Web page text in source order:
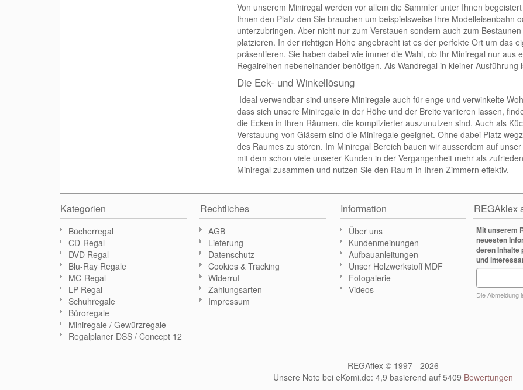
Von unserem Miniregal werden vor allem die Sammler unter Ihnen
Ihnen den Platz den Sie brauchen um beispielsweise Ihre Modelleisenbahn
unterzubringen. Aber nicht nur zum Verstauen sondern auch zum
platzieren. In der richtigen Höhe angebracht ist es der perfekte Ort um das
präsentieren. Sie haben dabei wie immer die Wahl, ob Ihr Miniregal nur aus
Regalreihen nebeneinander benötigen. Als Wandregal in kleiner
Die Eck- und Winkellösung
Ideal verwendbar sind unsere Miniregale auch für enge und verwinkelte
dass sich unsere Miniregale in der Höhe und der Breite variieren lassen,
die Ecken in Ihren Räumen, die komplizierter auszunutzen sind. Auch als
Verstauung von Gläsern sind die Miniregale geeignet. Ohne dabei Platz
des Raumes zu stören. Im Miniregal Bereich bauen wir ausserdem auf
mit dem schon viele unserer Kunden in der Vergangenheit mehr als
Miniregal zusammen und nutzen Sie den Raum in Ihren Zimmern effektiv.
REGAklex
Mit unserem
neuesten
deren Inhalte
und
Die Abmeldung
Kategorien
Bücherregal
CD-Regal
DVD Regal
Blu-Ray Regale
MC-Regal
LP-Regal
Schuhregale
Büroregale
Miniregale / Gewürzregale
Regalplaner DSS / Concept 12
Rechtliches
AGB
Lieferung
Datenschutz
Cookies & Tracking
Widerruf
Zahlungsarten
Impressum
Information
Über uns
Kundenmeinungen
Aufbauanleitungen
Unser Holzwerkstoff MDF
Fotogalerie
Videos
REGAflex © 1997 - 2026
Unsere Note bei eKomi.de: 4,9 basierend auf 5409 Bewertungen